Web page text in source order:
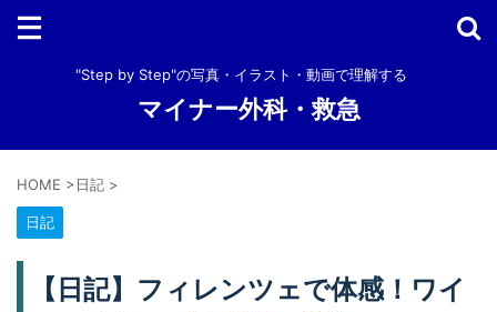
"Step by Step"の写真・イラスト・動画で理解する
マイナー外科・救急
HOME >日記 >
日記
【日記】フィレンツェで体感！ワイ